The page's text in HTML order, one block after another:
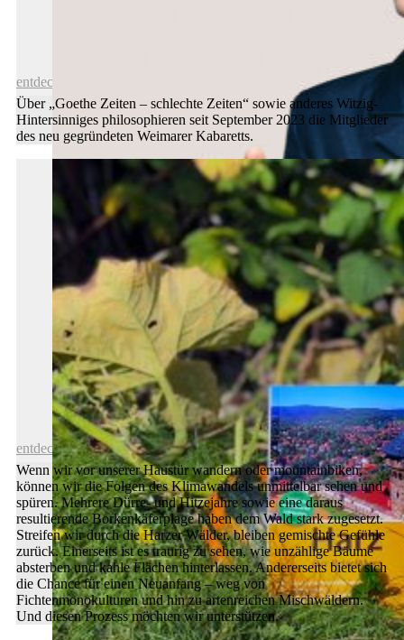
entdecken
„Weimarer Kabarett“ eröffnet
entdecken
Über „Goethe Zeiten – schlechte Zeiten“ sowie anderes Witzig-
Hintersinniges philosophieren seit September 2023 die Mitglieder
des neu gegründeten Weimarer Kabaretts.
Wenn wir vor unserer Haustür wandern oder mountainbiken,
können wir die Folgen des Klimawandels unmittelbar sehen und
spüren. Mehrere Dürre- und Hitzejahre sowie eine daraus
resultierende Borkenkäferplage haben dem Wald stark zugesetzt.
Streifen wir durch die Harzer Wälder, bleiben gemischte Gefühle
zurück. Einerseits ist es traurig zu sehen, wie unzählige Bäume
absterben und kahle Flächen hinterlassen. Andererseits bietet sich
die Chance für einen Neuanfang – weg von
Fichtenmonokulturen und hin zu artenreichen Mischwäldern.
Und diesen Prozess möchten wir unterstützen.